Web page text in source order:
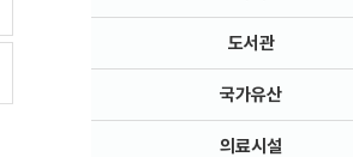
도서관
국가유산
의료시설